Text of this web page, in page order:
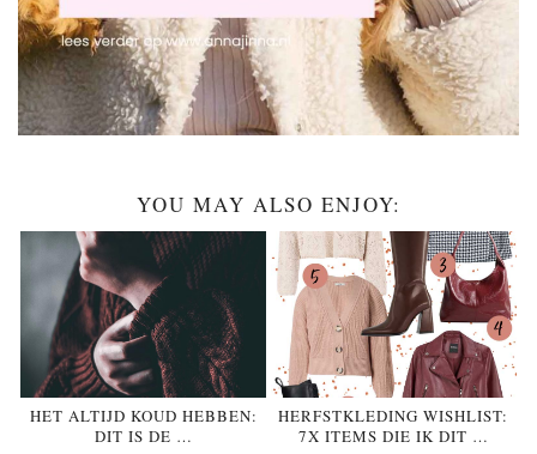
YOU MAY ALSO ENJOY:
HET ALTIJD KOUD HEBBEN:
DIT IS DE …
HERFSTKLEDING WISHLIST:
7X ITEMS DIE IK DIT …